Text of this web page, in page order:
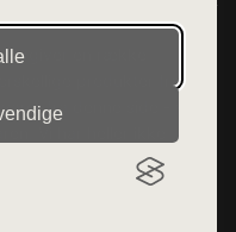
udgiver en række
produkter fra
fra denne side - vi
Vi har heller ikke